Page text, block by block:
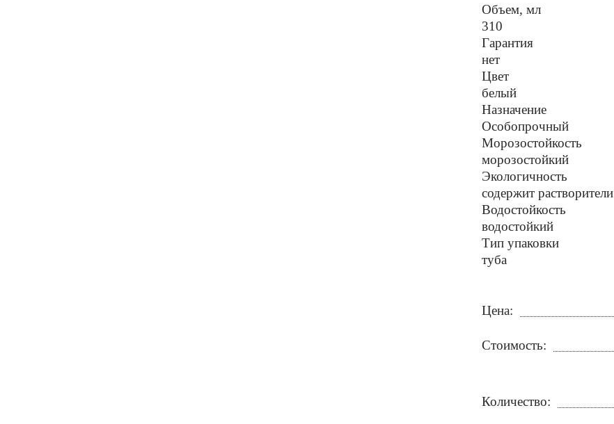
Объем, мл
310
Гарантия
нет
Цвет
белый
Назначение
Особопрочный
Морозостойкость
морозостойкий
Экологичность
содержит растворители
Водостойкость
водостойкий
Тип упаковки
туба
Цена:
Стоимость:
Количество: